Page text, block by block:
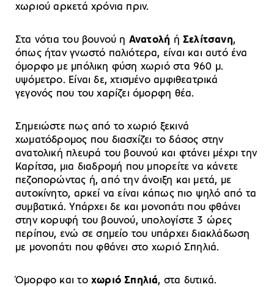
χωριού αρκετά χρόνια πριν.
Στα νότια του βουνού η Ανατολή ή Σελίτσανη,
όπως ήταν γνωστό παλιότερα, είναι και αυτό ένα
όμορφο με μπόλικη φύση χωριό στα 960 μ.
υψόμετρο. Είναι δε, χτισμένο αμφιθεατρικά
γεγονός που του χαρίζει όμορφη θέα.
Σημειώστε πως από το χωριό ξεκινά
χωματόδρομος που διασχίζει το δάσος στην
ανατολική πλευρά του βουνού και φτάνει μέχρι την
Καρίτσα, μια διαδρομή που μπορείτε να κάνετε
πεζοπορώντας ή, από την άνοιξη και μετά, με
αυτοκίνητο, αρκεί να είναι κάπως πιο ψηλό από τα
συμβατικά. Υπάρχει δε και μονοπάτι που φθάνει
στην κορυφή του βουνού, υπολογίστε 3 ώρες
περίπου, ενώ σε σημείο του υπάρχει διακλάδωση
με μονοπάτι που φθάνει στο χωριό Σπηλιά.
Όμορφο και το χωριό Σπηλιά, στα δυτικά.